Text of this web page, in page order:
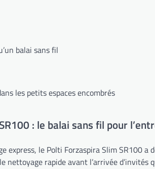
balai sans fil
les petits espaces encombrés
: le balai sans fil pour
express, le Polti Forzaspira Slim SR100 a
nettoyage rapide avant l’arrivée d’invités